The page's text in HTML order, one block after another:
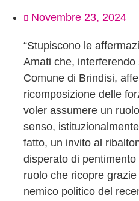
Novembre 23, 2024
“Stupiscono le
Amati che, interferendo
Comune di Brindisi,
ricomposizione delle
voler assumere un
senso,
fatto, un invito al
disperato di
ruolo che ricopre
nemico politico del